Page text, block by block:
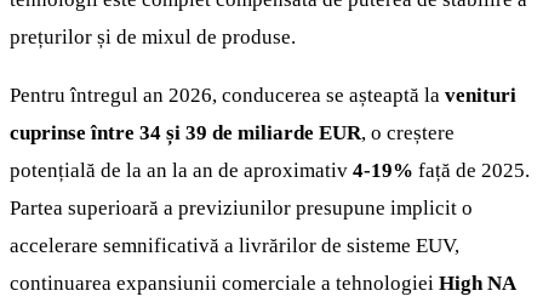
prețurilor și de mixul de produse.
Pentru întregul an 2026, conducerea se așteaptă la venituri
cuprinse între 34 și 39 de miliarde EUR, o creștere
potențială de la an la an de aproximativ 4-19% față de 2025.
Partea superioară a previziunilor presupune implicit o
accelerare semnificativă a livrărilor de sisteme EUV,
continuarea expansiunii comerciale a tehnologiei High NA